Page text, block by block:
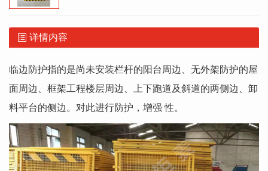
详情内容
临边防护指的是尚未安装栏杆的阳台周边、无外架防护的屋
面周边、框架工程楼层周边、上下跑道及斜道的两侧边、卸
料平台的侧边。对此进行防护，增强 性。